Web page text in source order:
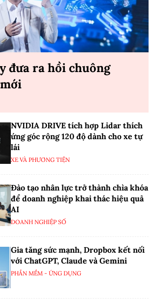
đưa ra hồi chuông
NVIDIA DRIVE tích hợp Lidar thích
ứng góc rộng 120 độ dành cho xe tự
lái
XE VÀ PHƯƠNG TIỆN
Đào tạo nhân lực trở thành chìa khóa
để doanh nghiệp khai thác hiệu quả
AI
DOANH NGHIỆP SỐ
Gia tăng sức mạnh, Dropbox kết nối
với ChatGPT, Claude và Gemini
PHẦN MỀM - ỨNG DỤNG